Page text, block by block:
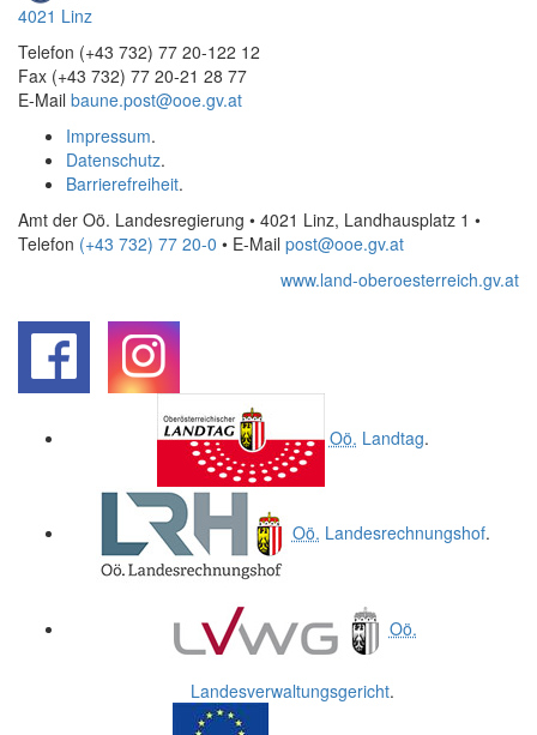
4021 Linz
Telefon (+43 732) 77 20-122 12
Fax (+43 732) 77 20-21 28 77
E-Mail baune.post@ooe.gv.at
Impressum.
Datenschutz.
Barrierefreiheit.
Amt der Oö. Landesregierung • 4021 Linz, Landhausplatz 1 •
Telefon (+43 732) 77 20-0 • E-Mail post@ooe.gv.at
www.land-oberoesterreich.gv.at
Oö. Landtag.
Oö. Landesrechnungshof.
Oö.
Landesverwaltungsgericht.